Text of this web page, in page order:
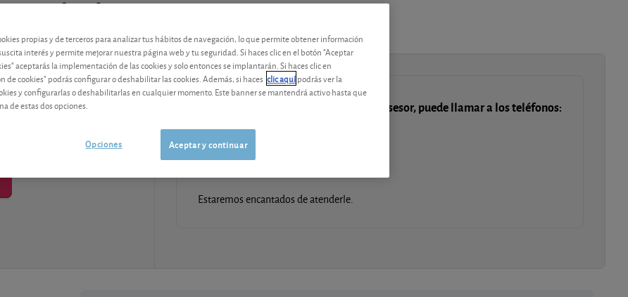
de ahorro
de septiembre de 2022 Si tiene dudas y quiere hablar con un asesor, puede llamar a los teléfonos:
913 009 141
Estaremos encantados de atenderle.
propias y de terceros para analizar tus hábitos de navegación, lo que permite obtener información
interés y permite mejorar nuestra página web y tu seguridad. Si haces clic en el botón "Aceptar
aceptarás la implementación de las cookies y solo entonces se implantarán. Si haces clic en
de cookies" podrás configurar o deshabilitar las cookies. Además, si haces clic aquípodrás ver la
y configurarlas o deshabilitarlas en cualquier momento. Este banner se mantendrá activo hasta que
de estas dos opciones.
Aceptar y continuar
Opciones